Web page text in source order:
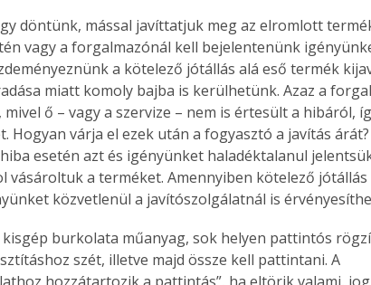
döntünk, mással javíttatjuk meg az elromlott
vagy a forgalmazónál kell bejelentenünk
a kötelező jótállás alá eső termék
miatt komoly bajba is kerülhetünk. Azaz a
ő – vagy a szervize – nem is értesült a hibáról,
Hogyan várja el ezek után a fogyasztó a javítás
esetén azt és igényünket haladéktalanul
vásároltuk a terméket. Amennyiben kötelező jótállás
közvetlenül a javítószolgálatnál is
burkolata műanyag, sok helyen pattintós
szét, illetve majd össze kell pattintani. A